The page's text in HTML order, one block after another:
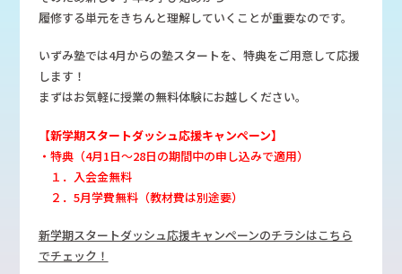
履修する単元をきちんと理解していくことが重要なのです。
いずみ塾では4月からの塾スタートを、特典をご用意して応援
します！
まずはお気軽に授業の無料体験にお越しください。
【新学期スタートダッシュ応援キャンペーン】
・特典（4月1日～28日の期間中の申し込みで適用）
１．入会金無料
２．5月学費無料（教材費は別途要）
新学期スタートダッシュ応援キャンペーンのチラシはこちら
でチェック！